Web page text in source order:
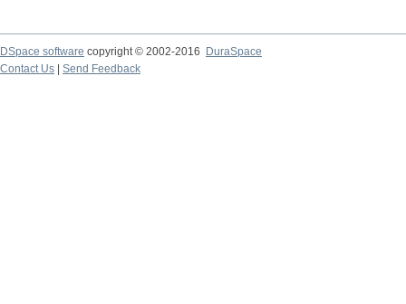
DSpace software copyright © 2002-2016
DuraSpace
Contact Us
Send Feedback